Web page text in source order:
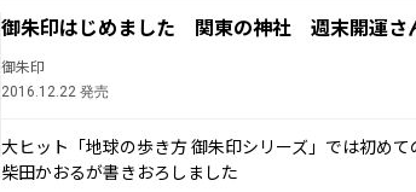
御朱印はじめました 関東の神社 週末開運さ
御朱印
2016.12.22 発売
大ヒット「地球の歩き方 御朱印シリーズ」では初め
柴田かおるが書きおろしました